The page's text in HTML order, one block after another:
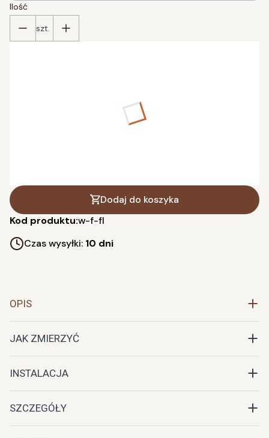
Ilość
szt.
Dodaj do koszyka
Kod produktu:w-f-fl
Czas wysyłki: 10 dni
OPIS
JAK ZMIERZYĆ
SZCZEGÓŁY
INSTALACJA